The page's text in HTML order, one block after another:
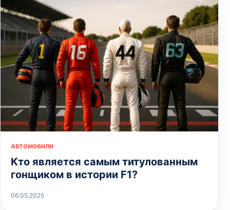
АВТОМОБИЛИ
Кто является самым титулованным
гонщиком в истории F1?
06.05.2025